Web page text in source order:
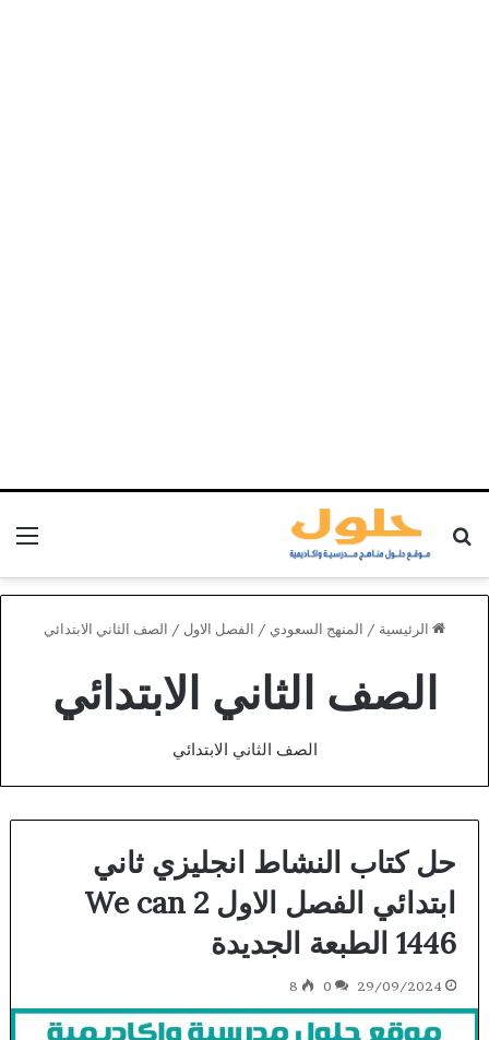
بحث عن
الرئيسية / المنهج السعودي / الفصل الاول / الصف الثاني الابتدائي
الصف الثاني الابتدائي
الصف الثاني الابتدائي
حل كتاب النشاط انجليزي ثاني
ابتدائي الفصل الاول We can 2
1446 الطبعة الجديدة
29/09/2024
0
8